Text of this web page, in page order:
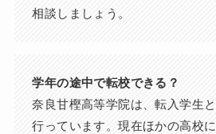
相談しましょう。
学年の途中で転校できる？
奈良甘樫高等学院は、転入学生
行っています。現在ほかの高校